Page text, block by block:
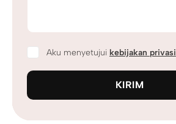
Aku menyetujui kebijakan privasi
KIRIM